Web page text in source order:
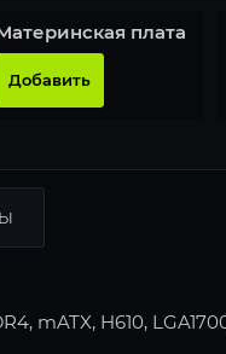
плата
Добавить
mATX, H610,